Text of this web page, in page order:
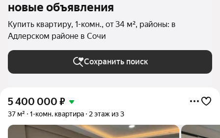
новые объявления
Купить квартиру, 1-комн., от 34 м², районы: в
Адлерском районе в Сочи
Сохранить поиск
5 400 000 ₽
37 м² 1-комн. квартира 2 этаж из 3